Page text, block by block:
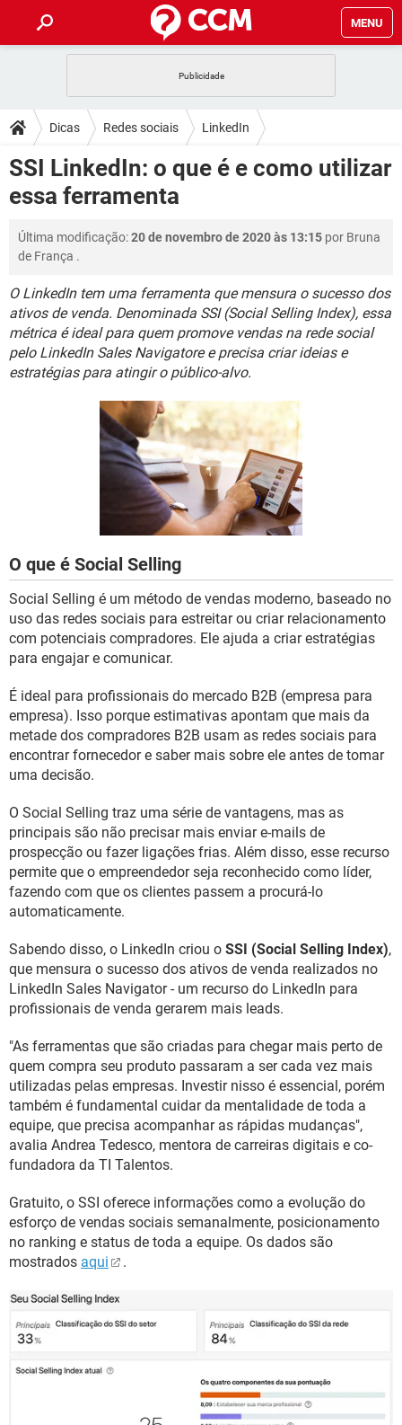
MENU
CELULAR FACEBOOK
OUTLOOK EXCEL
INSTAGRAM
DICAS
JOGOS WHATSAPP
CELULAR FACEBOOK
INSTAGRAM GMAIL
DOWNLOADS
JOGOS
OUTLOOK
INSTAGRAM
GUIA DE COMPRAS
FÓRUM
JOGOS WHATSAPP
OUTLOOK EXCEL
INSTAGRAM GMAIL
GUIA DE COMPRAS
GLOSSÁRIO
JOGOS
CELULAR FACEBOOK
OUTLOOK EXCEL
INSTAGRAM GMAIL
GUIA DE COMPRAS
Dicas Redes sociais LinkedIn
SSI LinkedIn: o que é e como utilizar
essa ferramenta
Última modificação:20 de novembro de 2020 às 13:15 por Bruna
de França .
O LinkedIn tem uma ferramenta que mensura o sucesso dos
ativos de venda. Denominada SSI (Social Selling Index), essa
métrica é ideal para quem promove vendas na rede social
pelo LinkedIn Sales Navigatore e precisa criar ideias e
estratégias para atingir o público-alvo.
O que é Social Selling
Social Selling é um método de vendas moderno, baseado no
uso das redes sociais para estreitar ou criar relacionamento
com potenciais compradores. Ele ajuda a criar estratégias
para engajar e comunicar.
É ideal para profissionais do mercado B2B (empresa para
empresa). Isso porque estimativas apontam que mais da
metade dos compradores B2B usam as redes sociais para
encontrar fornecedor e saber mais sobre ele antes de tomar
uma decisão.
O Social Selling traz uma série de vantagens, mas as
principais são não precisar mais enviar e-mails de
prospecção ou fazer ligações frias. Além disso, esse recurso
permite que o empreendedor seja reconhecido como líder,
fazendo com que os clientes passem a procurá-lo
automaticamente.
Sabendo disso, o LinkedIn criou o SSI (Social Selling Index),
que mensura o sucesso dos ativos de venda realizados no
LinkedIn Sales Navigator - um recurso do LinkedIn para
profissionais de venda gerarem mais leads.
"As ferramentas que são criadas para chegar mais perto de
quem compra seu produto passaram a ser cada vez mais
utilizadas pelas empresas. Investir nisso é essencial, porém
também é fundamental cuidar da mentalidade de toda a
equipe, que precisa acompanhar as rápidas mudanças",
avalia Andrea Tedesco, mentora de carreiras digitais e co-
fundadora da TI Talentos.
Gratuito, o SSI oferece informações como a evolução do
esforço de vendas sociais semanalmente, posicionamento
no ranking e status de toda a equipe. Os dados são
mostrados aqui .